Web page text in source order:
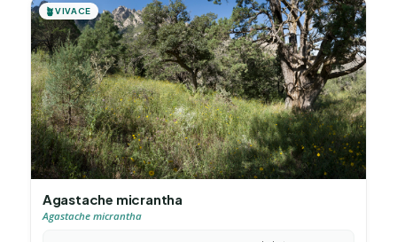
🪴VIVACE
Agastache micrantha
Agastache micrantha